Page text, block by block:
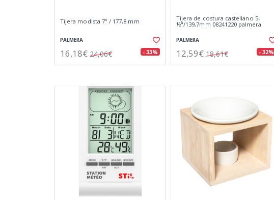
Tijera modista 7" / 177,8 mm
PALMERA
16,18€ 24,06€ - 33%
Tijera de costura castellano 5-
½"/139,7mm 08241220 palmera
PALMERA
12,59€ 18,61€ - 32%